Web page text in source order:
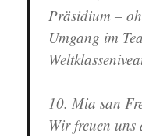
Präsidium –
Umgang im
10. Mia san
Wir freuen